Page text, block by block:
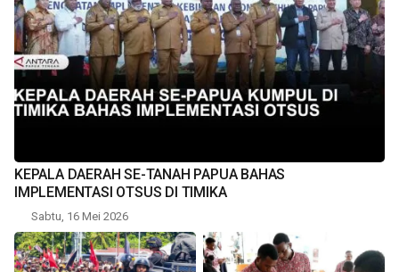
KEPALA DAERAH SE-TANAH PAPUA BAHAS
IMPLEMENTASI OTSUS DI TIMIKA
Sabtu, 16 Mei 2026